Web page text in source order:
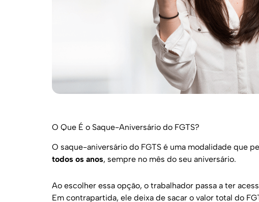
O Que É o Saque-Aniversário do FGTS?
O saque-aniversário do FGTS é uma modalidade que
todos os anos, sempre no mês do seu aniversário.
Ao escolher essa opção, o trabalhador passa a ter
Em contrapartida, ele deixa de sacar o valor total do